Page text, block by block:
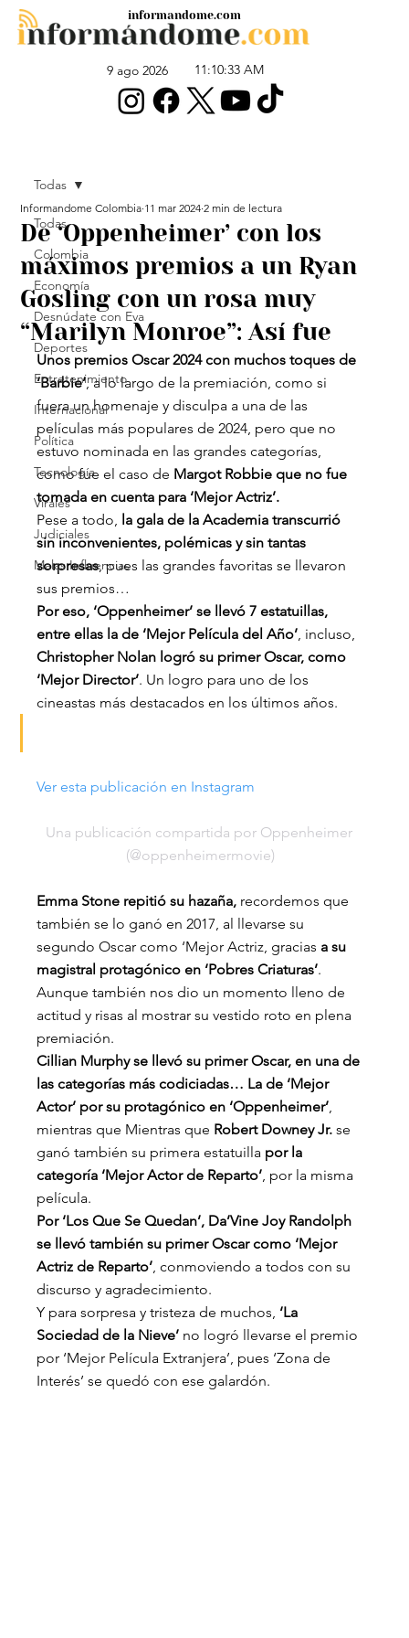
9 ago 2026 11:10:33 AM
informandome.com
Todas
Colombia
Economía
Desnúdate con Eva
Deportes
Entretenimiento
Internacional
Política
Tecnología
Virales
Judiciales
Malas Influencias
Todas
De ‘Oppenheimer’ con los
máximos premios a un Ryan
Gosling con un rosa muy
“Marilyn Monroe”: Así fue
Informandome Colombia 11 mar 2024 2 min de lectura
Unos premios Oscar 2024 con muchos toques de
‘Barbie’, a lo largo de la premiación, como si
fuera un homenaje y disculpa a una de las
películas más populares de 2024, pero que no
estuvo nominada en las grandes categorías,
como fue el caso de Margot Robbie que no fue
tomada en cuenta para ‘Mejor Actriz’.
Pese a todo, la gala de la Academia transcurrió
sin inconvenientes, polémicas y sin tantas
sorpresas, pues las grandes favoritas se llevaron
sus premios…
Por eso, ‘Oppenheimer’ se llevó 7 estatuillas,
entre ellas la de ‘Mejor Película del Año’, incluso,
Christopher Nolan logró su primer Oscar, como
‘Mejor Director’. Un logro para uno de los
cineastas más destacados en los últimos años.
Ver esta publicación en Instagram
Una publicación compartida por Oppenheimer
(@oppenheimermovie)
Emma Stone repitió su hazaña, recordemos que
también se lo ganó en 2017, al llevarse su
segundo Oscar como ‘Mejor Actriz, gracias a su
magistral protagónico en ‘Pobres Criaturas’.
Aunque también nos dio un momento lleno de
actitud y risas al mostrar su vestido roto en plena
premiación.
Cillian Murphy se llevó su primer Oscar, en una de
las categorías más codiciadas… La de ‘Mejor
Actor’ por su protagónico en ‘Oppenheimer’,
mientras que Mientras que Robert Downey Jr. se
ganó también su primera estatuilla por la
categoría ‘Mejor Actor de Reparto’, por la misma
película.
Por ‘Los Que Se Quedan’, Da’Vine Joy Randolph
se llevó también su primer Oscar como ‘Mejor
Actriz de Reparto’, conmoviendo a todos con su
discurso y agradecimiento.
Y para sorpresa y tristeza de muchos, ‘La
Sociedad de la Nieve’ no logró llevarse el premio
por ‘Mejor Película Extranjera’, pues ‘Zona de
Interés’ se quedó con ese galardón.